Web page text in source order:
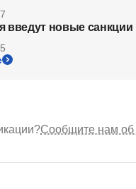
введут новые
Сообщите нам об